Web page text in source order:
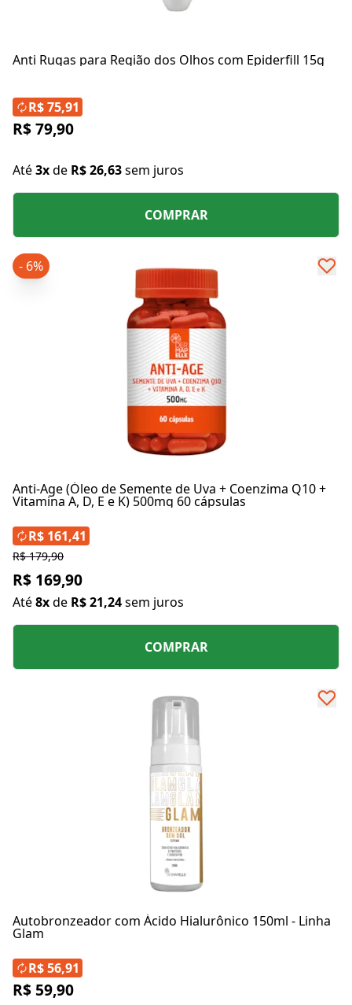
Anti Rugas para Região dos Olhos com Epiderfill 15g
R$ 79,90
Até3xde R$ 26,63sem juros
R$ 75,91
COMPRAR
Anti-Age (Óleo de Semente de Uva + Coenzima Q10 +
Vitamina A, D, E e K) 500mg 60 cápsulas
- 6%
R$ 179,90
R$ 169,90
Até8xde R$ 21,24sem juros
R$ 161,41
COMPRAR
Autobronzeador com Ácido Hialurônico 150ml - Linha
Glam
R$ 59,90
R$ 56,91